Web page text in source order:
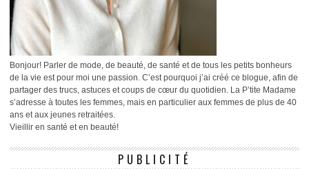
Bonjour! Parler de mode, de beauté, de santé et de tous les petits bonheurs
de la vie est pour moi une passion. C’est pourquoi j’ai créé ce blogue, afin de
partager des trucs, astuces et coups de cœur du quotidien. La P’tite Madame
s’adresse à toutes les femmes, mais en particulier aux femmes de plus de 40
ans et aux jeunes retraitées.
Vieillir en santé et en beauté!
PUBLICITÉ